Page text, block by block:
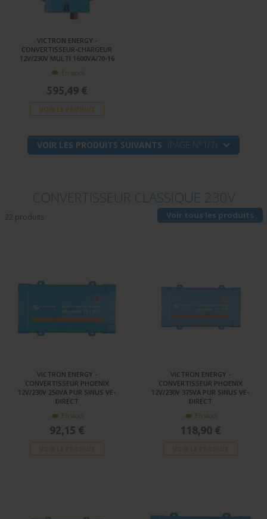
VICTRON ENERGY -
CONVERTISSEUR-CHARGEUR
12V/230V MULTI 1600VA/70-16
En stock
595,49 €
VOIR LE PRODUIT
VOIR LES PRODUITS SUIVANTS (PAGE N°1/7)
CONVERTISSEUR CLASSIQUE 230V
22 produits Voir tous les produits
VICTRON ENERGY -
CONVERTISSEUR PHOENIX
12V/230V 250VA PUR SINUS VE-
DIRECT
En stock
92,15 €
VOIR LE PRODUIT
VICTRON ENERGY -
CONVERTISSEUR PHOENIX
12V/230V 375VA PUR SINUS VE-
DIRECT
En stock
118,90 €
VOIR LE PRODUIT